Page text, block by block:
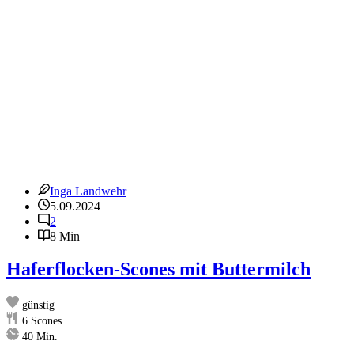
Inga Landwehr
5.09.2024
2
8 Min
Haferflocken-Scones mit Buttermilch
günstig
6 Scones
40Minuten
Min.